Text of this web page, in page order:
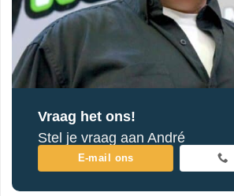
Vraag het ons!
Stel je vraag aan André
E-mail ons